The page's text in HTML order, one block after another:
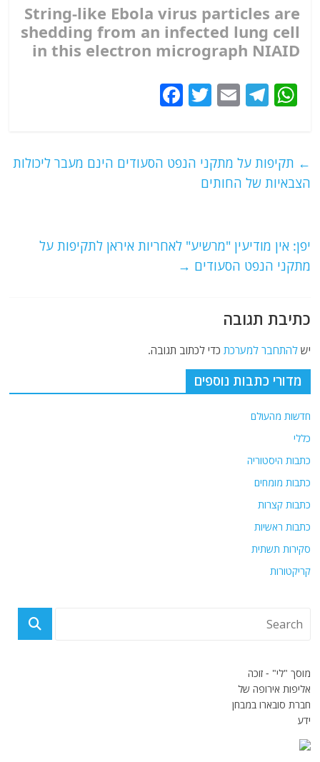
String-like Ebola virus particles are
shedding from an infected lung cell
in this electron micrograph NIAID
W
s
A
T
g
ra
E
l
T
er
e
k
← תקיפות על מתקני הנפט הסעודים הינם מעבר ליכולות
הצבאיות של החותים
יפן: אין מודיעין "מרשיע" לאחריות איראן לתקיפות על
מתקני הנפט הסעודים →
כתיבת תגובה
ישלהתחבר למערכת כדי לכתוב תגובה.
מדורי כתבות נוספים
חדשות מהעולם
כללי
כתבות היסטוריה
כתבות מומחים
כתבות קצרות
כתבות ראשיות
סקירות תשתית
קריקטורות
מוסך "לי" - זוכה
אליפות אירופה של
חברת סובארו במבחן
ידע